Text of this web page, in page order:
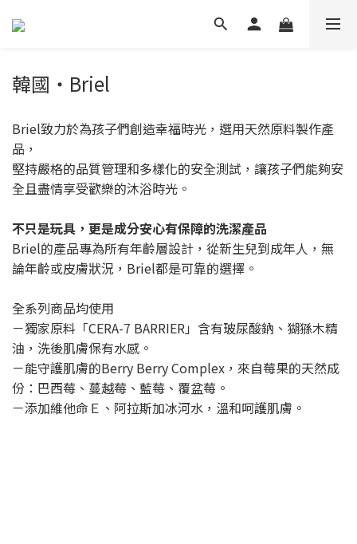
韓國・Briel
Briel致力於為孩子們創造幸福時光，選用天然原料製作產
品，
堅持嚴格的品質管理和多樣化的安全測試，讓孩子們能夠安
全且盡情享受歡樂的沐浴時光。
不只是玩具，更是成分安心有保障的洗潔產品
Briel的產品專為所有年齡層設計，從新生兒到成年人，無
論年齡或皮膚狀況，Briel都是可靠的選擇。
全系列商品均使用
－獨家原料「CERA-7 BARRIER」含有玻尿酸鈉、猢猻木精
油，洗後肌膚保有水感。
－能守護肌膚的Berry Berry Complex，來自莓果的天然成
份：巴西莓、蔓越莓、藍莓、覆盆莓。
－添加維他命Ｅ、阿拉斯加冰河水，溫和呵護肌膚。